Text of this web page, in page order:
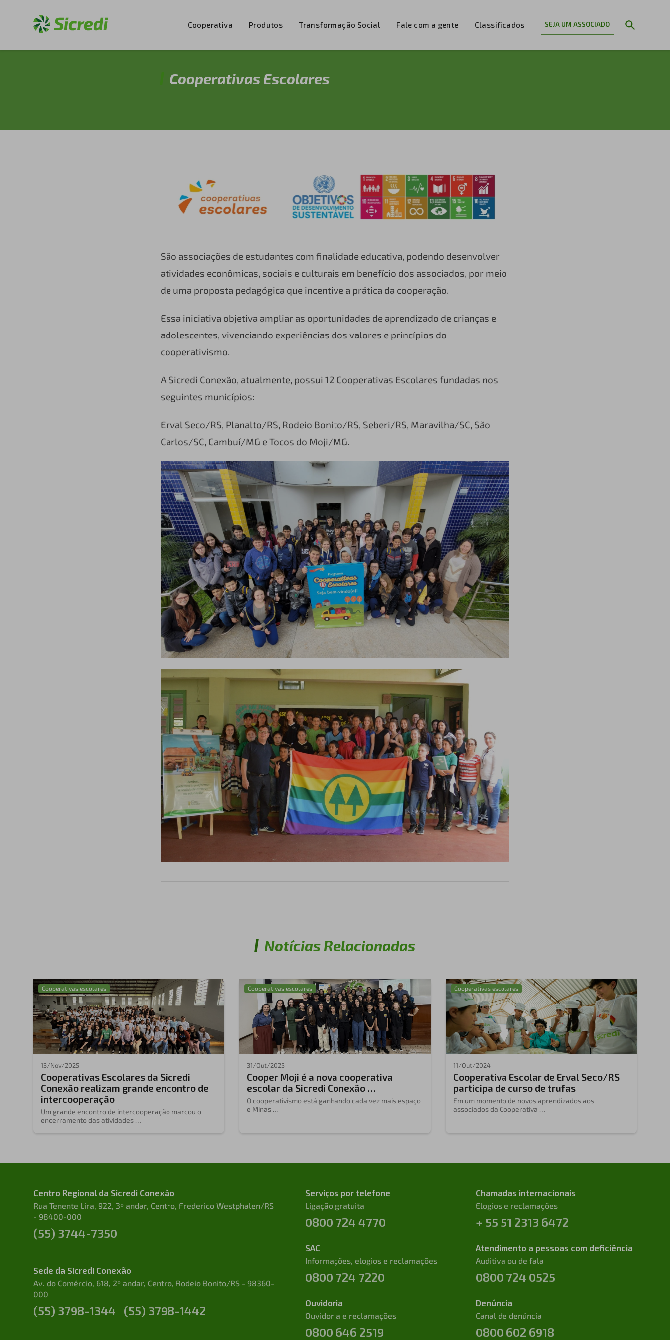
Cooperativa Produtos Transformação Social Fale com a gente Classificados SEJA UM ASSOCIADO
Cooperativas Escolares
São associações de estudantes com finalidade educativa, podendo desenvolver
atividades econômicas, sociais e culturais em benefício dos associados, por meio
de uma proposta pedagógica que incentive a prática da cooperação.
Essa iniciativa objetiva ampliar as oportunidades de aprendizado de crianças e
adolescentes, vivenciando experiências dos valores e princípios do
cooperativismo.
A Sicredi Conexão, atualmente, possui 12 Cooperativas Escolares fundadas nos
seguintes municípios:
Erval Seco/RS, Planalto/RS, Rodeio Bonito/RS, Seberi/RS, Maravilha/SC, São
Carlos/SC, Cambuí/MG e Tocos do Moji/MG.
Notícias Relacionadas
Cooperativas escolares
13/Nov/2025
Cooperativas Escolares da Sicredi
Conexão realizam grande encontro de
intercooperação
Um grande encontro de intercooperação marcou o
encerramento das atividades …
Cooperativas escolares
31/Out/2025
Cooper Moji é a nova cooperativa
escolar da Sicredi Conexão …
O cooperativismo está ganhando cada vez mais espaço
e Minas …
Cooperativas escolares
11/Out/2024
Cooperativa Escolar de Erval Seco/RS
participa de curso de trufas
Em um momento de novos aprendizados aos
associados da Cooperativa …
Centro Regional da Sicredi Conexão
Rua Tenente Lira, 922, 3º andar, Centro, Frederico Westphalen/RS
- 98400-000
(55) 3744-7350
Sede da Sicredi Conexão
Av. do Comércio, 618, 2º andar, Centro, Rodeio Bonito/RS - 98360-
000
(55) 3798-1344 (55) 3798-1442
Serviços por telefone
Ligação gratuita
0800 724 4770
Chamadas internacionais
Elogios e reclamações
+ 55 51 2313 6472
SAC
Informações, elogios e reclamações
0800 724 7220
Atendimento a pessoas com deficiência
Auditiva ou de fala
0800 724 0525
Ouvidoria
Ouvidoria e reclamações
0800 646 2519
Denúncia
Canal de denúncia
0800 602 6918